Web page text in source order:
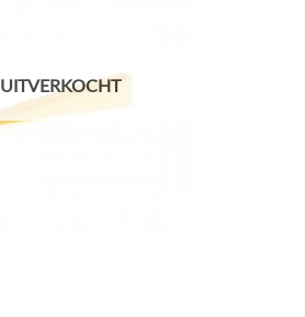
UITVERKOCHT